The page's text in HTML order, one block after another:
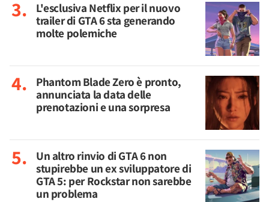
L'esclusiva Netflix per il nuovo
trailer di GTA 6 sta generando
molte polemiche
Phantom Blade Zero è pronto,
annunciata la data delle
prenotazioni e una sorpresa
Un altro rinvio di GTA 6 non
stupirebbe un ex sviluppatore di
GTA 5: per Rockstar non sarebbe
un problema